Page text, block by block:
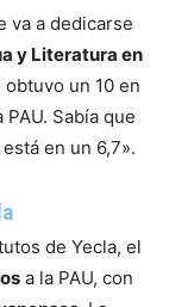
va a dedicarse
y Literatura en
un 10 en
Sabía que
en un 6,7».
de Yecla, el
a la PAU, con